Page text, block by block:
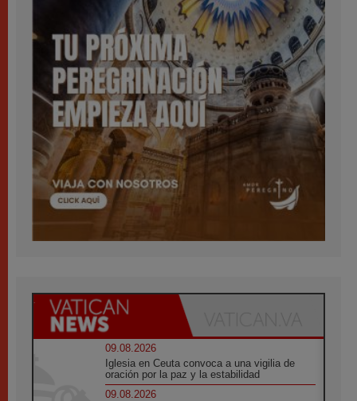
09.08.2026
Iglesia en Ceuta convoca a una vigilia de
oración por la paz y la estabilidad
09.08.2026